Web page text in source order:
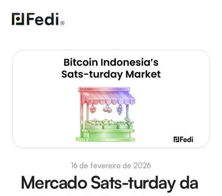
16 de fevereiro de 2026
Mercado Sats-turday da